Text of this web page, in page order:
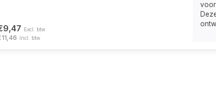
Excl. btw
Incl. btw